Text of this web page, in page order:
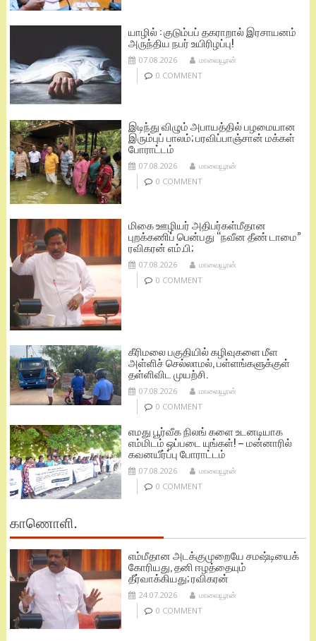
யாழில் : குடும்பப் தகராறால் இரசாயனம்
அருந்திய நபர் உயிரிழப்பு!
07.08.2026
மாவையூரன்
0 COMMENT
இடிந்து விழும் அபாயத்தில் பழமையான
இரும்புப் பாலம்; பரவிப்பாஞ்சான் மக்கள்
போராட்டம்
07.08.2026
மாவையூரன்
0 COMMENT
மிகை ஊழியர் அதிபர்கள்மீதான
புறக்கணிப் பென்பது “நவீன தீண் டாமை”
ரவிகரன் எம்.பி;
07.08.2026
மாவையூரன்
0 COMMENT
கீரிமலை பகுதியில் கழிவுகளை மீள
அள்ளிச் செல்லாமல், பள்ளங்களுக்குள்
தள்ளிவிட முயற்சி.
07.08.2026
மாவையூரன்
0 COMMENT
எமது பூர்வீக நிலங் களை உடனடியாக
எம்மிடம் ஒப்படை யுங்கள்! – மன்னாரில்
கவனயீர்ப்பு போராட்டம்
07.08.2026
மாவையூரன்
0 COMMENT
காணொளி.
எம்மீதான அடக்குமுறையே சமஷ்டியைக்
கோரியது, தனி ஈழத்தையும்
தீர்வாக்கியது; ரவிகரன்
24.07.2026
மாவையூரன்
0 COMMENT